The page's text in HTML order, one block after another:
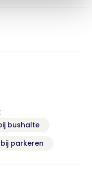
bushalte
parkeren